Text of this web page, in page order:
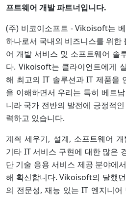
블록체인
연락처
Copyright © 2022
프트웨어 개발 파트너입니다.
(주) 비코이소프트 - Vikoisoft는
하나로서 국내외 비즈니스를 위한
어 개발 서비스 및 소프트웨어 솔
다. Vikoisoft는 클라이언트에게
해 최고의 IT 솔루션과 IT 제품을
을 이해하면서 우리는 특히 베트
니라 국가 전반의 발전에 긍정적
력하고 있습니다.
계획 세우기, 설계, 소프트웨어
기타 IT 서비스 구현에 대한 많은
단 기술 응용 서비스 제공 분야에
해 확신합니다. Vikoisoft의 달했
의 전문성, 재능 있는 IT 엔지니